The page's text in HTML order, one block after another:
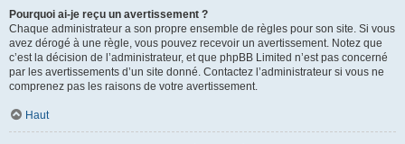
Pourquoi ai-je reçu un avertissement ?
Chaque administrateur a son propre ensemble de règles pour son site. Si vous
avez dérogé à une règle, vous pouvez recevoir un avertissement. Notez que
c’est la décision de l’administrateur, et que phpBB Limited n’est pas concerné
par les avertissements d’un site donné. Contactez l’administrateur si vous ne
comprenez pas les raisons de votre avertissement.
Haut